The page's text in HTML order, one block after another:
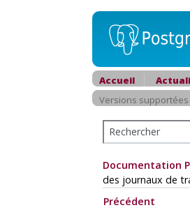
Accueil
Versions supportées
Documentation
des journaux de
Précédent